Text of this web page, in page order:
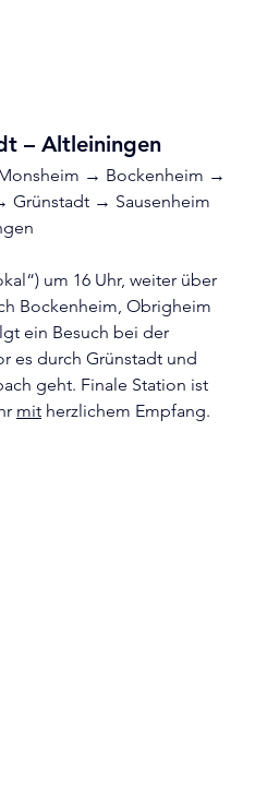
– Altleiningen
Monsheim → Bockenheim →
→ Sausenheim
um 16 Uhr, weiter über
Bockenheim, Obrigheim
ein Besuch bei der
es durch Grünstadt und
geht. Finale Station ist
mit herzlichem Empfang.